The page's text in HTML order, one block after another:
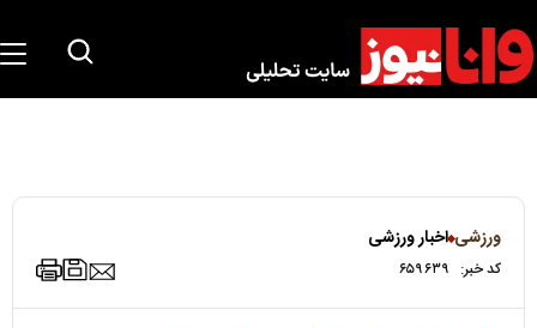
ورزشی اخبار ورزشی
کد خبر: ۶۵۹۶۳۹